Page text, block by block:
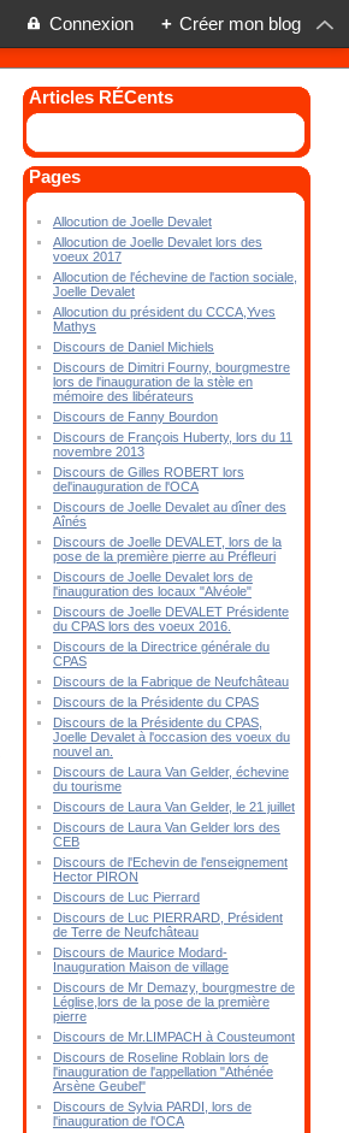
Connexion + Créer mon blog
Articles RÉCents
Pages
Allocution de Joelle Devalet
Allocution de Joelle Devalet lors des
voeux 2017
Allocution de l'échevine de l'action sociale,
Joelle Devalet
Allocution du président du CCCA,Yves
Mathys
Discours de Daniel Michiels
Discours de Dimitri Fourny, bourgmestre
lors de l'inauguration de la stèle en
mémoire des libérateurs
Discours de Fanny Bourdon
Discours de François Huberty, lors du 11
novembre 2013
Discours de Gilles ROBERT lors
del'inauguration de l'OCA
Discours de Joelle Devalet au dîner des
Aînés
Discours de Joelle DEVALET, lors de la
pose de la première pierre au Préfleuri
Discours de Joelle Devalet lors de
l'inauguration des locaux "Alvéole"
Discours de Joelle DEVALET Présidente
du CPAS lors des voeux 2016.
Discours de la Directrice générale du
CPAS
Discours de la Fabrique de Neufchâteau
Discours de la Présidente du CPAS
Discours de la Présidente du CPAS,
Joelle Devalet à l'occasion des voeux du
nouvel an.
Discours de Laura Van Gelder, échevine
du tourisme
Discours de Laura Van Gelder, le 21 juillet
Discours de Laura Van Gelder lors des
CEB
Discours de l'Echevin de l'enseignement
Hector PIRON
Discours de Luc Pierrard
Discours de Luc PIERRARD, Président
de Terre de Neufchâteau
Discours de Maurice Modard-
Inauguration Maison de village
Discours de Mr Demazy, bourgmestre de
Léglise,lors de la pose de la première
pierre
Discours de Mr.LIMPACH à Cousteumont
Discours de Roseline Roblain lors de
l'inauguration de l'appellation "Athénée
Arsène Geubel"
Discours de Sylvia PARDI, lors de
l'inauguration de l'OCA